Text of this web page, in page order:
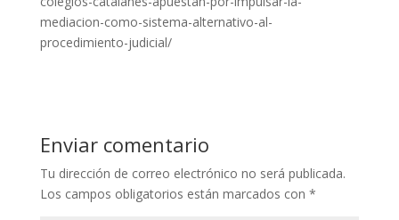
mediacion-como-sistema-alternativo-al-
procedimiento-judicial/
Enviar comentario
Tu dirección de correo electrónico no será publicada.
Los campos obligatorios están marcados con *